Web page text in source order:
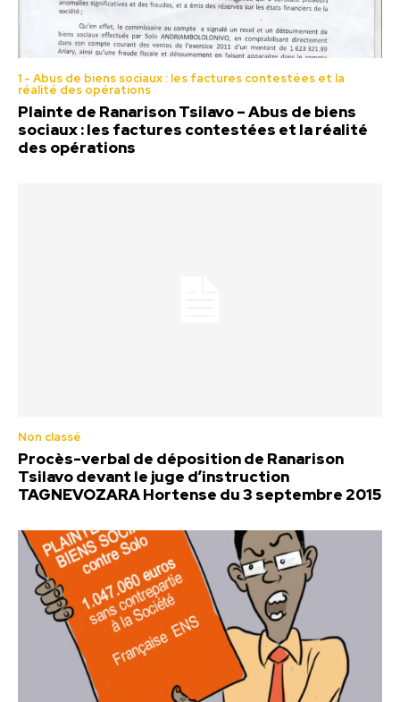
1 - Abus de biens sociaux : les factures contestées et la
réalité des opérations
Plainte de Ranarison Tsilavo – Abus de biens
sociaux : les factures contestées et la réalité
des opérations
Non classé
Procès-verbal de déposition de Ranarison
Tsilavo devant le juge d’instruction
TAGNEVOZARA Hortense du 3 septembre 2015